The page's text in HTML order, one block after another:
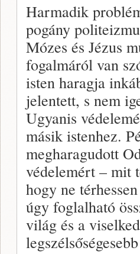
Harmadik
pogány
Mózes és Jézus
fogalmáról van
isten haragja
jelentett, s nem
Ugyanis
másik istenhez.
megharagudott
védelemért – mit
hogy ne
úgy foglalható
világ és a